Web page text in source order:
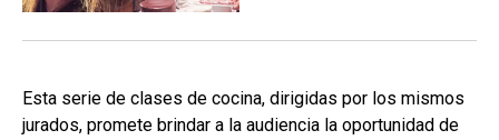
Esta serie de clases de cocina, dirigidas por los mismos
jurados, promete brindar a la audiencia la oportunidad de